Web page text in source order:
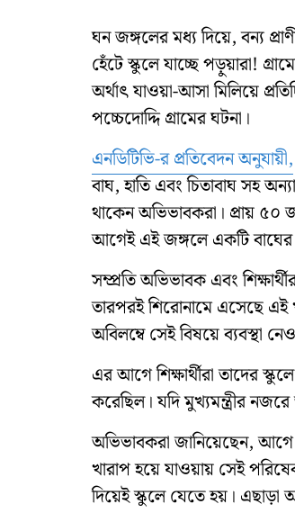
ঘন জঙ্গলের মধ্য দিয়ে, বন্য
হেঁটে স্কুলে যাচ্ছে পড়ুয়ারা!
অর্থাৎ যাওয়া-আসা মিলিয়ে
পচ্চেদোদ্দি গ্রামের ঘটনা।
এনডিটিভি-র প্রতিবেদন অনুযায়ী,
বাঘ, হাতি এবং চিতাবাঘ সহ
থাকেন অভিভাবকরা। প্রায়
আগেই এই জঙ্গলে একটি বাঘের
সম্প্রতি অভিভাবক এবং
তারপরই শিরোনামে এসেছে এই
অবিলম্বে সেই বিষয়ে ব্যবস্থা
এর আগে শিক্ষার্থীরা তাদের
করেছিল। যদি মুখ্যমন্ত্রীর
অভিভাবকরা জানিয়েছেন, আগে
খারাপ হয়ে যাওয়ায় সেই
দিয়েই স্কুলে যেতে হয়।